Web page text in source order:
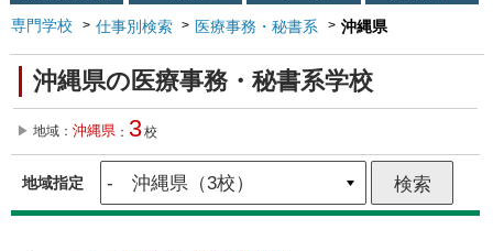
専門学校 仕事別検索 医療事務・秘書系 沖縄県
沖縄県の医療事務・秘書系学校
地域： 沖縄県 ： 3校
地域指定